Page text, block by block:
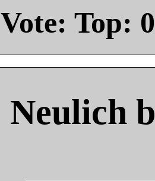
Vote: Top: 0
Neulich